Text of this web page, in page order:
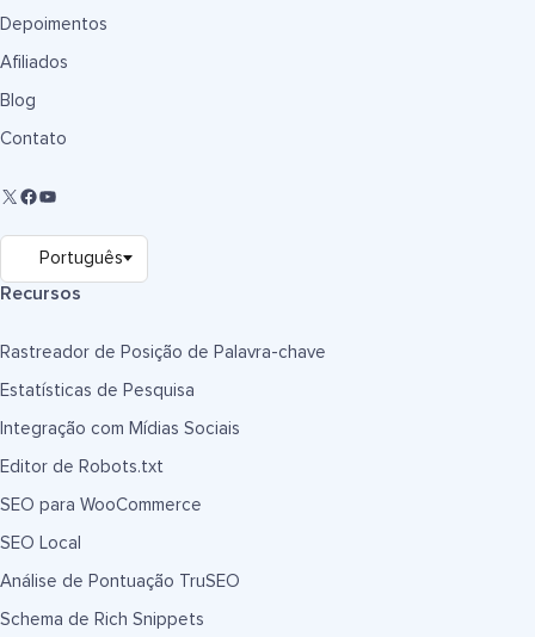
Depoimentos
Afiliados
Blog
Contato
Recursos
Rastreador de Posição de Palavra-chave
Estatísticas de Pesquisa
Integração com Mídias Sociais
Editor de Robots.txt
SEO para WooCommerce
SEO Local
Análise de Pontuação TruSEO
Schema de Rich Snippets